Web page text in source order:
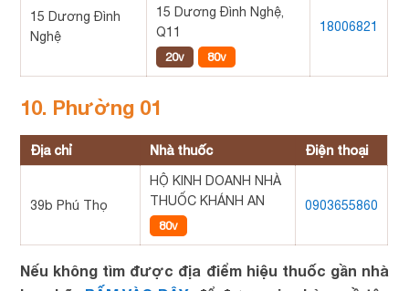
15 Dương Đình
Nghệ
15 Dương Đình Nghệ,
Q11
20v 80v
18006821
10. Phường 01
Địa chỉ Nhà thuốc Điện thoại
39b Phú Thọ
HỘ KINH DOANH NHÀ
THUỐC KHÁNH AN
80v
0903655860
Nếu không tìm được địa điểm hiệu thuốc gần nhà